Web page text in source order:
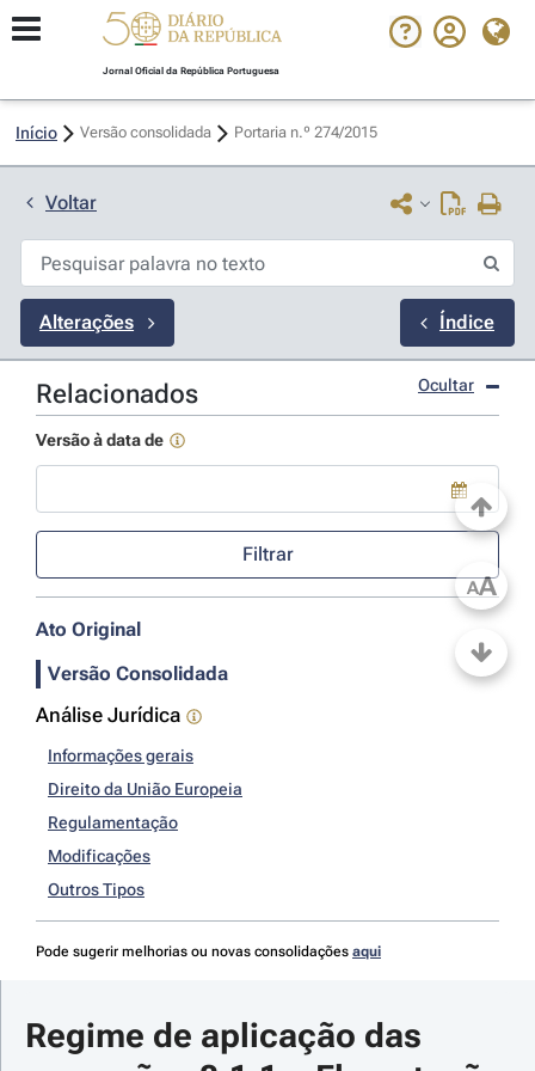
Jornal Oficial da República Portuguesa
Início Versão consolidada Portaria n.º 274/2015
Voltar
Alterações Índice
Relacionados Ocultar
Versão à data de
Use a tecla de seta para baixo para abrir o calendário; Use as
Filtrar
Ato Original
Versão Consolidada
Análise Jurídica
Informações gerais
Direito da União Europeia
Regulamentação
Modificações
Outros Tipos
Pode sugerir melhorias ou novas consolidações aqui
Regime de aplicação das
AA